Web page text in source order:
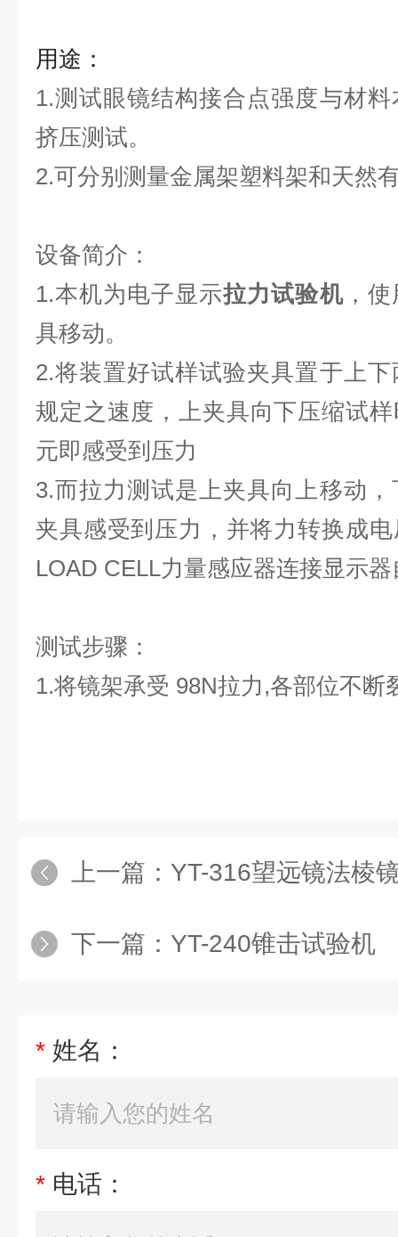
用途：
1.测试眼镜结构接合点强度与材
挤压测试。
2.可分别测量金属架塑料架和天然
设备简介：
1.本机为电子显示拉力试验机，使
具移动。
2.将装置好试样试验夹具置于上
规定之 速度，上夹具向下压缩试
元即感受到 压力
3.而拉力测试是上夹具向上移动
夹具感受到压力，并将力转换成
LOAD CELL力量感应器连接显示
测试步骤：
1.将镜架承受 98N拉力,各部位不断
上一篇： YT-316望远镜法棱
下一篇： YT-240锥击试验机
* 姓名：
* 电话：